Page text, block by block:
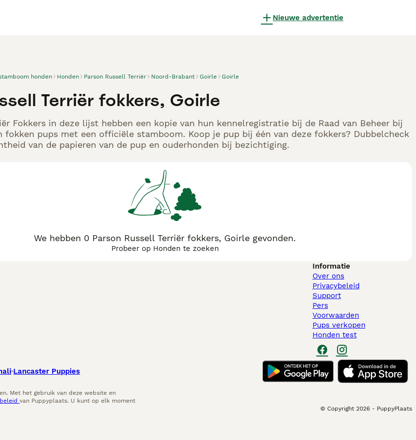
Nieuwe advertentie
honden Honden Parson Russell Terriër Noord-Brabant Goirle Goirle
Terriër fokkers, Goirle
Fokkers in deze lijst hebben een kopie van hun kennelregistratie bij de Raad van Beheer bij
fokken pups met een officiële stamboom. Koop je pup bij één van deze fokkers? Dubbelcheck
van de papieren van de pup en ouderhonden bij bezichtiging.
We hebben 0 Parson Russell Terriër fokkers, Goirle gevonden.
Probeer op Honden te zoeken
Informatie
Over ons
Privacybeleid
Support
Pers
Voorwaarden
Pups verkopen
Honden test
Lancaster Puppies
Met het gebruik van deze website en
van Puppyplaats. U kunt op elk moment
© Copyright 2026 - PuppyPlaats